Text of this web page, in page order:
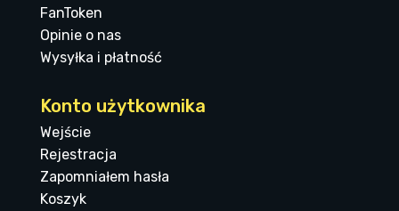
FanToken
Opinie o nas
Wysyłka i płatność
Konto użytkownika
Wejście
Rejestracja
Zapomniałem hasła
Koszyk